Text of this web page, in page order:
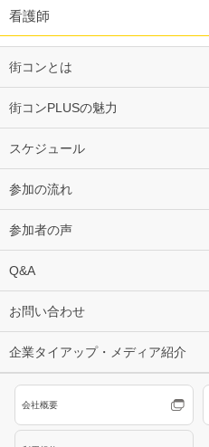
看護師
街コンとは
街コンPLUSの魅力
スケジュール
参加の流れ
参加者の声
Q&A
お問い合わせ
企業タイアップ・メディア紹介
会社概要